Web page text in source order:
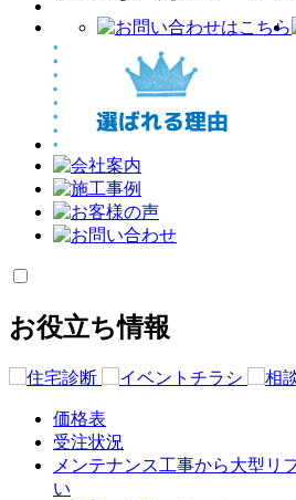
お役立ち情報
価格表
受注状況
メンテナンス工事から大型リ
い